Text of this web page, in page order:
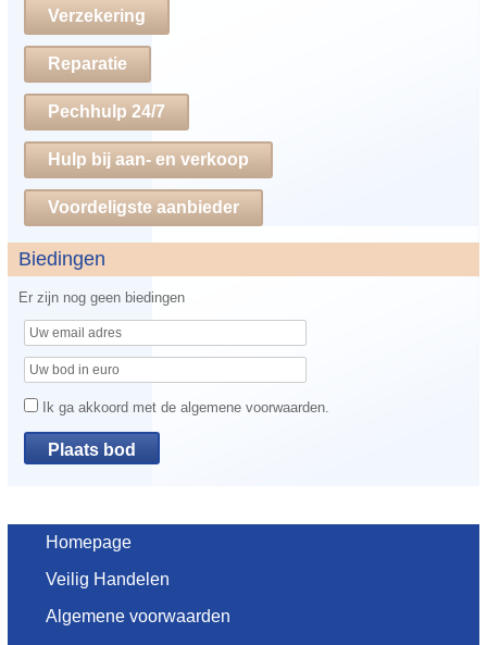
Verzekering
Reparatie
Pechhulp 24/7
Hulp bij aan- en verkoop
Voordeligste aanbieder
Biedingen
Er zijn nog geen biedingen
Ik ga akkoord met de algemene voorwaarden.
Homepage
Veilig Handelen
Algemene voorwaarden